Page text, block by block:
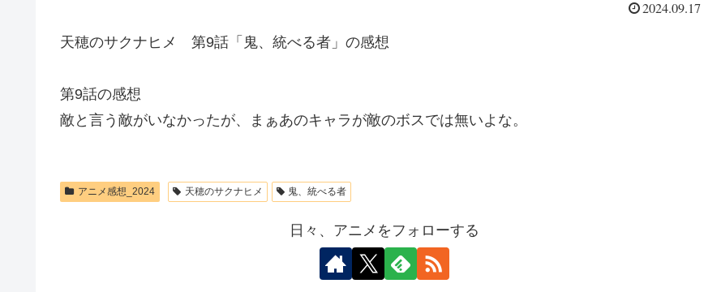
2024.09.17
天穂のサクナヒメ 第9話「鬼、統べる者」の感想
第9話の感想
敵と言う敵がいなかったが、まぁあのキャラが敵のボスでは無いよな。
アニメ感想_2024 天穂のサクナヒメ 鬼、統べる者
日々、アニメをフォローする